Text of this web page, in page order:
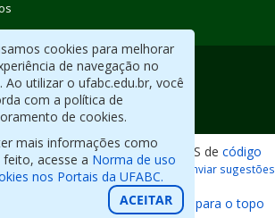
cookies para melhorar
de navegação no
Ao utilizar o ufabc.edu.br, você
com a política de
de cookies.
mais informações como
feito, acesse a Norma de uso
nos Portais da UFABC.
ACEITAR
do ABC. Desenvolvido com CMS de código
. Reportar erros / Enviar sugestões
Voltar para o topo